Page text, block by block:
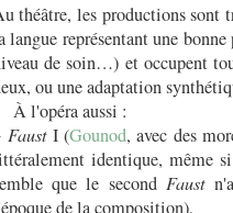
théâtre, les productions sont
langue représentant une
de soin…) et occupent
ou une adaptation
À l'opéra aussi :
FaustI (Gounod, avec des
identique, même
que le second Faust
de la composition),